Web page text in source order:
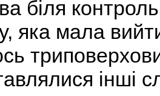
біля
яка мала
інші